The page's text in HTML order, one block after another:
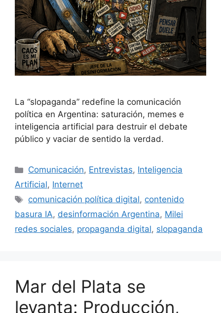
La “slopaganda” redefine la comunicación
política en Argentina: saturación, memes e
inteligencia artificial para destruir el debate
público y vaciar de sentido la verdad.
Comunicación, Entrevistas, Inteligencia
Artificial, Internet
comunicación política digital, contenido
basura IA, desinformación Argentina, Milei
redes sociales, propaganda digital, slopaganda
Mar del Plata se
levanta: Producción,